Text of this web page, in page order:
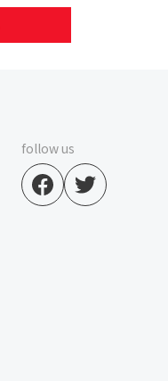
follow us